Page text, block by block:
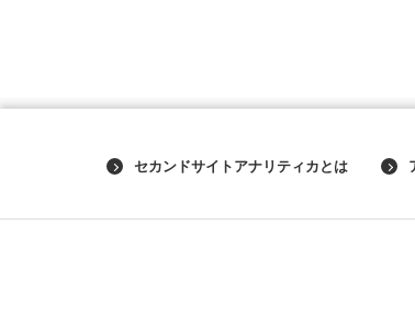
セカンドサイトアナリティカとは